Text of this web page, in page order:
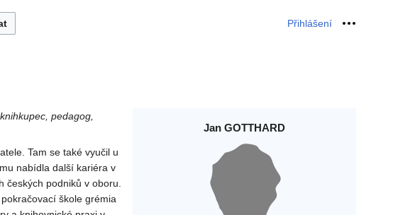
Přihlášení Osobní
Jan GOTTHARD
pedagog,
Tam se také vyučil u
nabídla další kariéra v
českých podniků v oboru.
škole grémia